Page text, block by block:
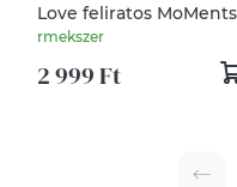
Love feliratos
Charm Medál
rmekszer
2 999 Ft